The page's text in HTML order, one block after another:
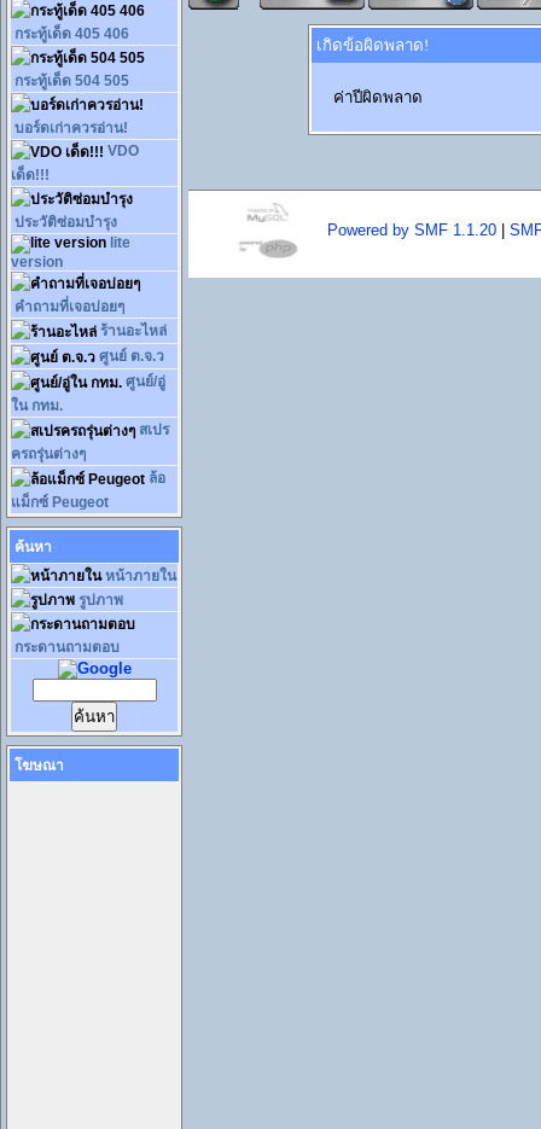
กระทู้เด็ด 405 406
กระทู้เด็ด 504 505
บอร์ดเก่าควรอ่าน!
VDO
เด็ด!!!
ประวัติซ่อมบำรุง
lite
version
คำถามที่เจอบ่อยๆ
ร้านอะไหล่
ศูนย์ ต.จ.ว
ศูนย์/อู่
ใน กทม.
สเปร
ครถรุ่นต่างๆ
ล้อ
แม็กซ์ Peugeot
ค้นหา
หน้าภายใน
รูปภาพ
กระดานถามตอบ
โฆษณา
เกิดข้อผิดพลาด!
ค่าปีผิดพลาด
Powered by SMF 1.1.20